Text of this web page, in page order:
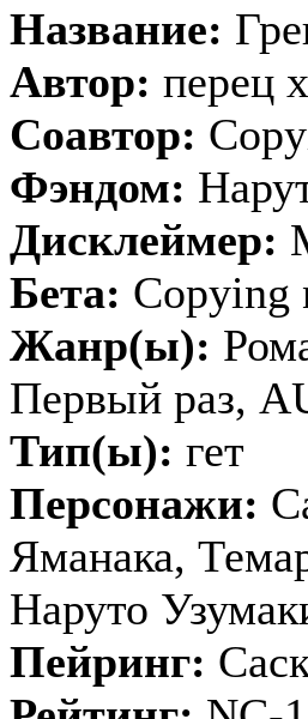
Название:
Автор: перец
Соавтор:
Фэндом:
Дисклеймер:
Бета: Copying
Жанр(ы):
Первый раз,
Тип(ы): гет
Персонажи:
Яманака,
Наруто
Пейринг: